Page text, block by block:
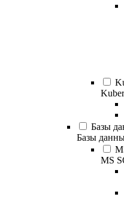
Базы
Базы
MS